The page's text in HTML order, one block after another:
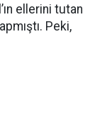
ellerini tutan
Peki,